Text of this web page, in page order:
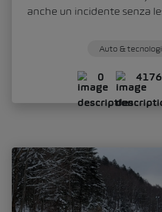
anche un incidente senza
Auto &
0 4176